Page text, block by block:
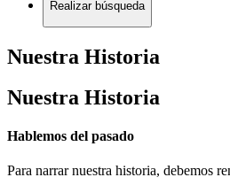
Realizar búsqueda
Nuestra Historia
Nuestra Historia
Hablemos del pasado
Para narrar nuestra historia, debemos